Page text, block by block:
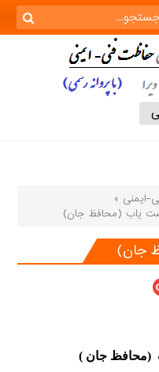
ایمنی
یاب (محافظ جان)
جان)
(محافظ جان )